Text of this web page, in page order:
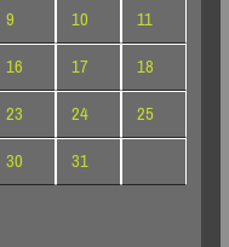
9 10
11
16 17
18
23 24
25
30
31